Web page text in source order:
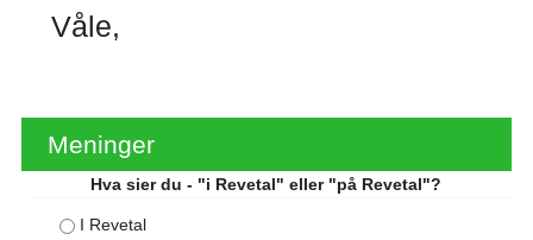
Våle
Meninger
Hva sier du - "i Revetal" eller "på Revetal"?
I Revetal